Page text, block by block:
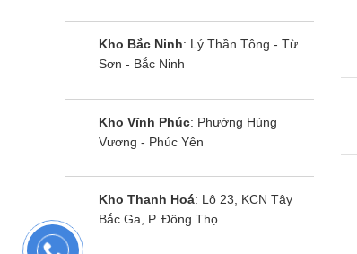
Kho Bắc Ninh: Lý Thần Tông - Từ
Sơn - Bắc Ninh
Kho Vĩnh Phúc: Phường Hùng
Vương - Phúc Yên
Kho Thanh Hoá: Lô 23, KCN Tây
Bắc Ga, P. Đông Thọ